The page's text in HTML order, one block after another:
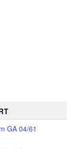
GA 04/61